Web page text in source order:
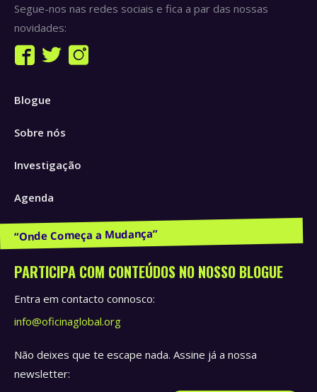
Segue-nos nas redes sociais e fica a par das nossas
novidades:
Find us on:
Facebook
opens
new
Twitter
new
Instagram
Blogue
Sobre nós
Investigação
Agenda
Publicações e Recursos
PARTICIPA COM CONTEÚDOS NO NOSSO BLOGUE
Entra em contacto connosco:
info@oficinaglobal.org
Não deixes que te escape nada. Assine já a nossa
newsletter: